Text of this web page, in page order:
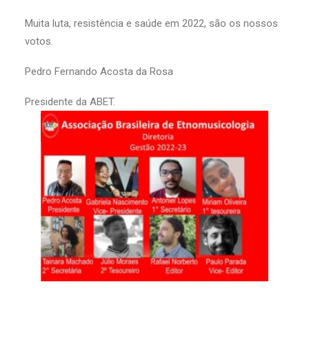
Muita luta, resistência e saúde em 2022, são os nossos
votos.
Pedro Fernando Acosta da Rosa
Presidente da ABET.